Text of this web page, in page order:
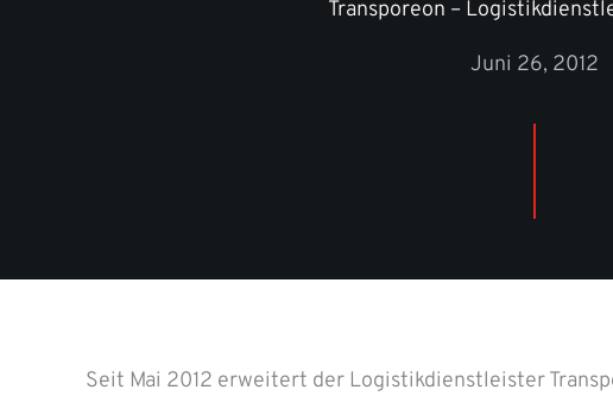
Transporeon –
Juni 26, 2012
Seit Mai 2012 erweitert der Logistikdienstleister